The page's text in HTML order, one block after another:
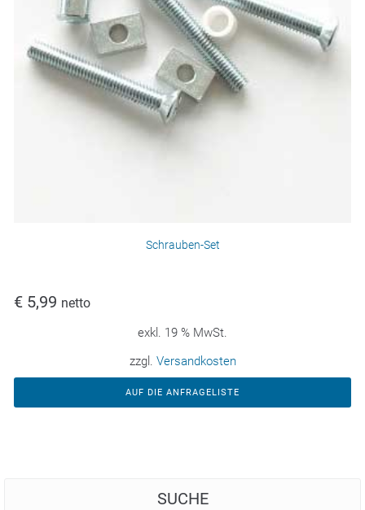
Schrauben-Set
€ 5,99 netto
exkl. 19 % MwSt.
zzgl. Versandkosten
AUF DIE ANFRAGELISTE
SUCHE